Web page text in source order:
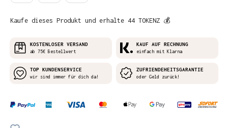
Kaufe dieses Produkt und erhalte 44 TOKENZ 💰
KOSTENLOSER VERSAND
ab 75€ Bestellwert
KAUF AUF RECHNUNG
einfach mit Klarna
TOP KUNDENSERVICE
wir sind immer für dich da!
ZUFRIENDEHEITSGARANTIE
oder Geld zurück!